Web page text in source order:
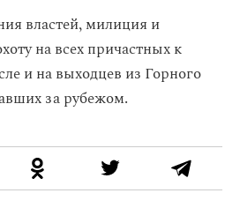
властей, милиция и
на всех причастных к
и на выходцев из Горного
за рубежом.